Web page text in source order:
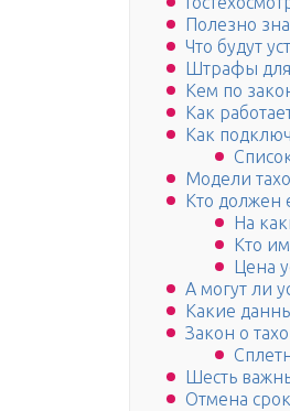
Полезно
Что будут
Штрафы для
Кем по
Как
Как
Модели
Кто должен
На
Кто
Цена
А могут ли
Какие
Закон о
Шесть
Отмена